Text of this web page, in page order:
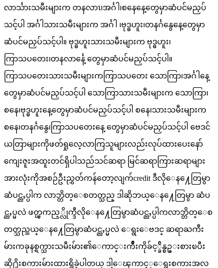
လာင်္သားသမီးများက တနလာၤ၊အင်္ဂါ၊စနေနေ့တွေမှာဆံပင်မညှပ်
သင့်ပါ အင်္ဂါသားသမီးများက အင်္ဂါ ၊ဗုဒ္ဓဟူး၊တနင်္ဂနွေနေ့တွေမှာ
ဆံပင်မညှပ်သင့်ပါ။ ဗုဒ္ဓဟူးသားသမီးများက ဗုဒ္ဓဟူး၊
ကြာသပတေး၊တနလာင်္နေ့ တွေမှာဆံပင်မညှပ်သင့်ပါ။
ကြာသပတေးသားသမီးများကကြာသပတေး သောကြာ၊အင်္ဂါနေ့
တွေမှာဆံပင်မညှပ်သင့်ပါ သောကြာသားသမီးများက သောကြာ၊
စနေ၊ဗုဒ္ဓဟူးနေ့တွေမှာဆံပင်မညှပ်သင့်ပါ စနေ၊သားသမီးများက
စနေ၊တနင်္ဂနွေ၊ကြာသပတေးနေ့ တွေမှာဆံပင်မညှပ်သင့်ပါ ဗေဒင်
ယတြာများကိုဖတ်ရှုလေ့လာကြသူများလည်းလုပ်ထားပေးနော်
ကျေးဇူးအထူးတင်ရှိပါသည်သင်ဆရာ မြင်ဆရာကြားဆရာများ
အားလုံးကိုအစဉ်ဦးညွှတ်ကန်တော့လျက်credit ဒီလိုေန႔ေတြမွာ
ဆံပင္ညႇပ္ပါက လာဘ္တိတ္ေစတတ္သည္ ဒါဆိုဘယ္ေန႔ေတြမွာ ဆံပ
င္ညႇပ္မလဲ ဖတ္ၾကည့္လိုက္ဒီလိုေန႔ေတြမွာဆံပင္ညႇပ္ပါကလာဘ္တိတ္ေစ
တတ္သည္ဘယ္ေန႔ေတြမွာဆံပင္ညႇပ္မလဲ ေရွးေဗဒင္ ဆရာႀကီး
မ်ားကခုနစ္ရက္သားသမီးမ်ား၏ေကာင္းက်ိဳးကိုခ်င့္ခ်ိန္စဥ္းစားၿပီး
ဆို႐ိုးစကားမ်ားထားရွိခဲ့ပါတယ္ ဒါ့ေၾကာင့္ေရွးစကားအလ